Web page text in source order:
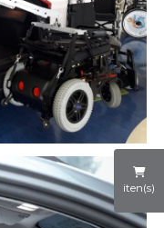
iten(s)